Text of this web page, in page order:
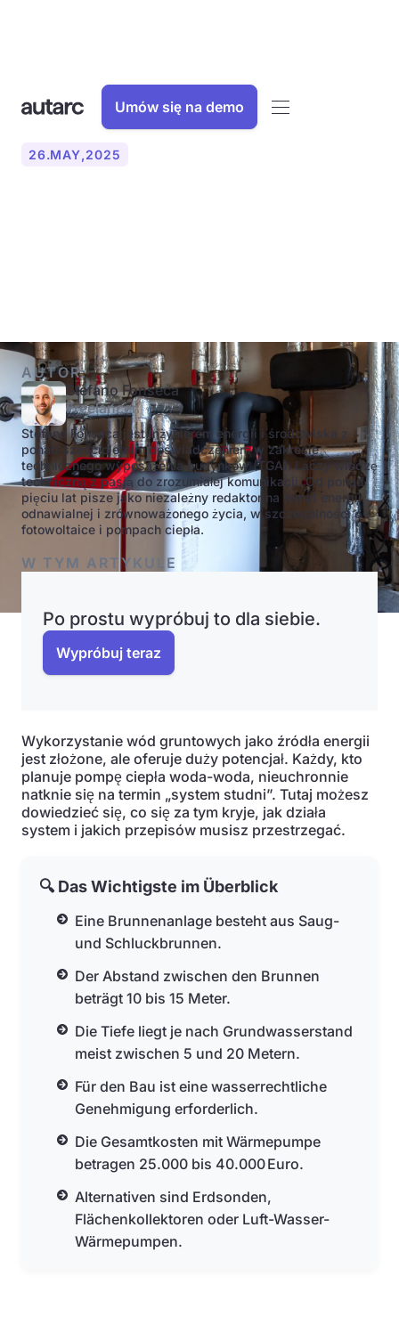
Umów się na demo
26.MAY,2025
AUTOR:
Stefano Fonseca
Freelancer
Stefano Fonseca jest inżynierem energii i środowiska z
ponad sześcioletnim doświadczeniem w zakresie
technicznego wyposażenia budynków (TGA). Łączy wiedzę
techniczną z pasją do zrozumiałej komunikacji. Od ponad
pięciu lat pisze jako niezależny redaktor na temat energii
odnawialnej i zrównoważonego życia, w szczególności o
fotowoltaice i pompach ciepła.
W TYM ARTYKULE
Po prostu wypróbuj to dla siebie.
Wypróbuj teraz
Wykorzystanie wód gruntowych jako źródła energii
jest złożone, ale oferuje duży potencjał. Każdy, kto
planuje pompę ciepła woda-woda, nieuchronnie
natknie się na termin „system studni”. Tutaj możesz
dowiedzieć się, co się za tym kryje, jak działa
system i jakich przepisów musisz przestrzegać.
🔍 Das Wichtigste im Überblick
Eine Brunnenanlage besteht aus Saug-
und Schluckbrunnen.
Der Abstand zwischen den Brunnen
beträgt 10 bis 15 Meter.
Die Tiefe liegt je nach Grundwasserstand
meist zwischen 5 und 20 Metern.
Für den Bau ist eine wasserrechtliche
Genehmigung erforderlich.
Die Gesamtkosten mit Wärmepumpe
betragen 25.000 bis 40.000 Euro.
Alternativen sind Erdsonden,
Flächenkollektoren oder Luft-Wasser-
Wärmepumpen.